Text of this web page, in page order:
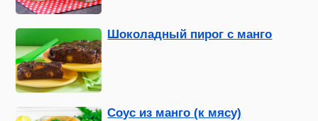
Шоколадный пирог с манго
Соус из манго (к мясу)